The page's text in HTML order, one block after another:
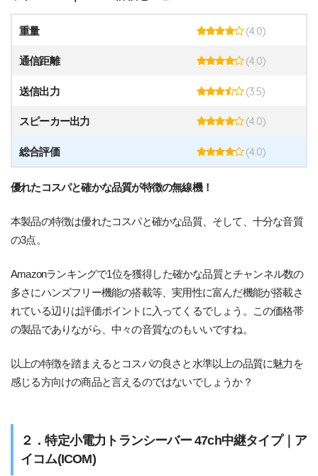
重量 (4.0)
通信距離 (4.0)
送信出力 (3.5)
スピーカー出力 (4.0)
総合評価 (4.0)
優れたコスパと確かな品質が特徴の無線機！
本製品の特徴は優れたコスパと確かな品質、そして、十分な音質
の3点。
Amazonランキングで1位を獲得した確かな品質とチャンネル数の
多さにハンズフリー機能の搭載等、実用性に富んだ機能が搭載さ
れている辺りは評価ポイントに入ってくるでしょう。この価格帯
の製品でありながら、中々の音質なのもいいですね。
以上の特徴を踏まえるとコスパの良さと水準以上の品質に魅力を
感じる方向けの商品と言えるのではないでしょうか？
２．特定小電力トランシーバー 47ch中継タイプ｜ア
イコム(ICOM)